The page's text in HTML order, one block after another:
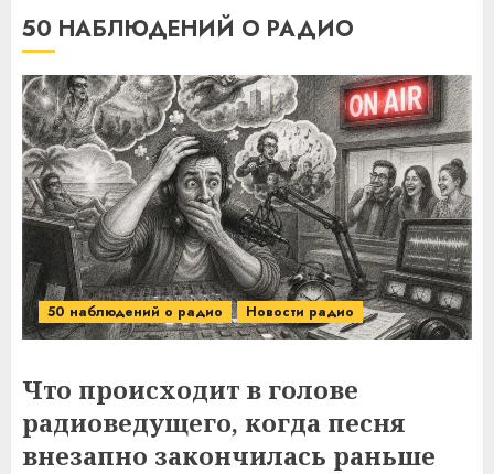
50 НАБЛЮДЕНИЙ О РАДИО
50 наблюдений о радио Новости радио
Что происходит в голове
радиоведущего, когда песня
внезапно закончилась раньше